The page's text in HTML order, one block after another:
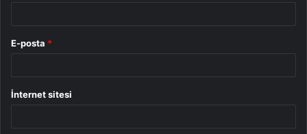
E-posta *
İnternet sitesi